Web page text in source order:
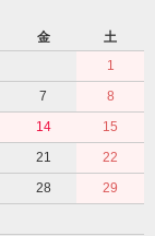
金
土
1
7
8
14
15
21
22
28
29